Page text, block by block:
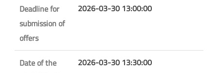
Deadline for
submission of
offers
2026-03-30 13:00:00
Date of the
2026-03-30 13:30:00